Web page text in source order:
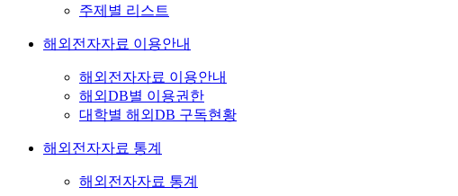
주제별 리스트
해외전자자료 이용안내
해외전자자료 이용안내
해외DB별 이용권한
대학별 해외DB 구독현황
해외전자자료 통계
해외전자자료 통계